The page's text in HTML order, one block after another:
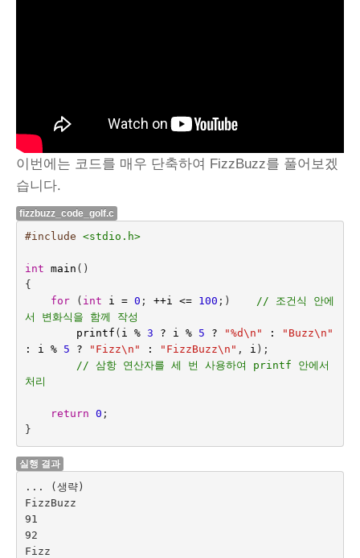
이번에는 코드를 매우 단축하여 FizzBuzz를 풀어보겠
습니다.
fizzbuzz_code_golf.c
#include <stdio.h>
int main ()
{
for
( int i = 0 ; ++i <= 100 ;) // 조건식 안에
서 변화식을 함께 작성
printf ( i % 3 ? i % 5 ? "%d\n " : "Buzz\n "
:
i % 5 ? "Fizz\n " : "FizzBuzz\n " , i );
// 삼항 연산자를 세 번 사용하여 printf 안에서
처리
return 0 ;
}
실행 결과
... (생략)
FizzBuzz
91
92
Fizz